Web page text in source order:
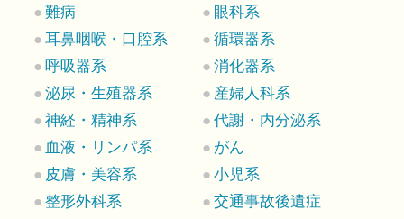
難病
眼科系
耳鼻咽喉・口腔系
循環器系
呼吸器系
消化器系
泌尿・生殖器系
産婦人科系
神経・精神系
代謝・内分泌系
血液・リンパ系
がん
皮膚・美容系
小児系
整形外科系
交通事故後遺症